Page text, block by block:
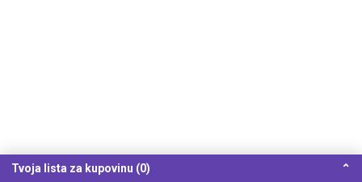
Tvoja lista za kupovinu (0) ⌃